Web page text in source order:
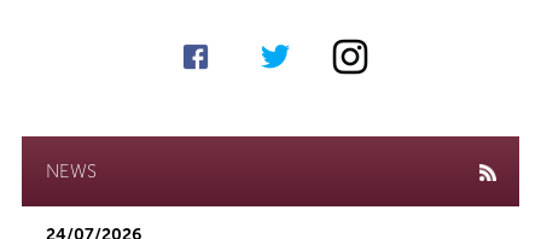
NEWS
24/07/2026